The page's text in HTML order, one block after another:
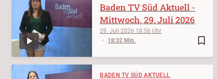
bookmark_border
29. Juli 2026 18:56
18:32 Min.
Baden TV Süd Aktuell -
Mittwoch, 29. Juli 2026
BADEN TV SÜD AKTUELL